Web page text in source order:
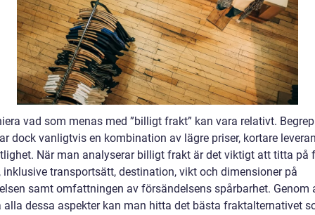
vad som menas med ”billigt frakt” kan vara relativt.
dock vanligtvis en kombination av lägre priser, kortare
När man analyserar billigt frakt är det viktigt att titta på
inklusive transportsätt, destination, vikt och dimensioner på
samt omfattningen av försändelsens spårbarhet. Genom
alla dessa aspekter kan man hitta det bästa fraktalternativet